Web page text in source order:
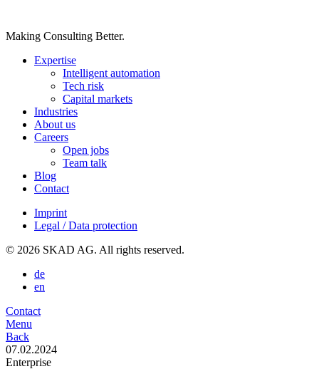
Making Consulting Better.
Expertise
Intelligent automation
Tech risk
Capital markets
Industries
About us
Careers
Open jobs
Team talk
Blog
Contact
Imprint
Legal / Data protection
© 2026 SKAD AG. All rights reserved.
de
en
Contact
Menu
Back
07.02.2024
Enterprise